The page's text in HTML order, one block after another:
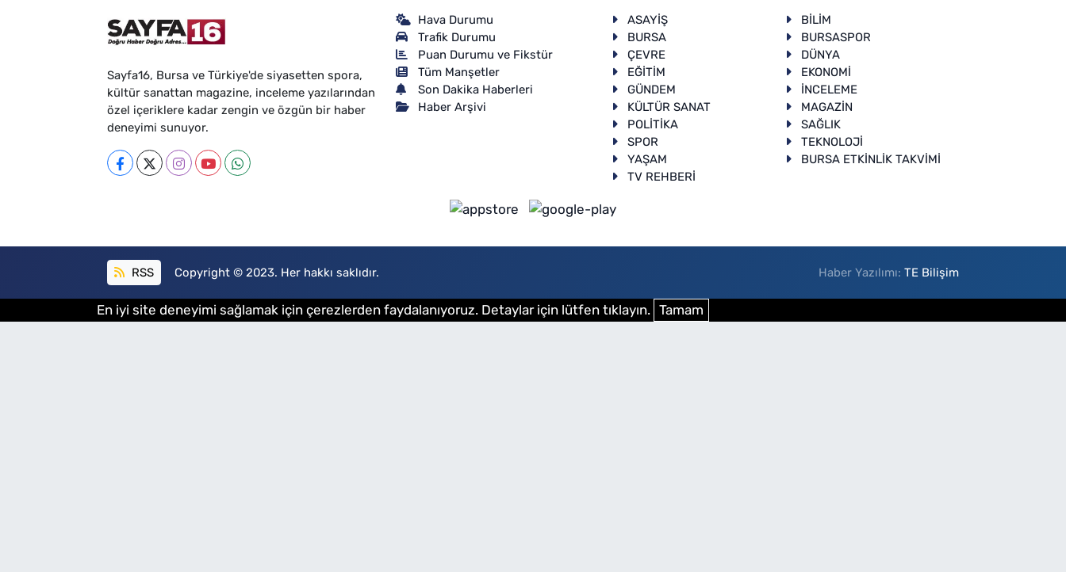
Sayfa16, Bursa ve Türkiye'de siyasetten spora,
kültür sanattan magazine, inceleme yazılarından
özel içeriklere kadar zengin ve özgün bir haber
deneyimi sunuyor.
Hava Durumu
Trafik Durumu
Puan Durumu ve Fikstür
Tüm Manşetler
Son Dakika Haberleri
Haber Arşivi
ASAYİŞ
BİLİM
BURSA
BURSASPOR
ÇEVRE
DÜNYA
EĞİTİM
EKONOMİ
GÜNDEM
İNCELEME
KÜLTÜR SANAT
MAGAZİN
POLİTİKA
SAĞLIK
SPOR
TEKNOLOJİ
YAŞAM
BURSA ETKİNLİK TAKVİMİ
TV REHBERİ
RSS Copyright © 2023. Her hakkı saklıdır. Haber Yazılımı:TE Bilişim
En iyi site deneyimi sağlamak için çerezlerden faydalanıyoruz. Detaylar için lütfen tıklayın. Tamam